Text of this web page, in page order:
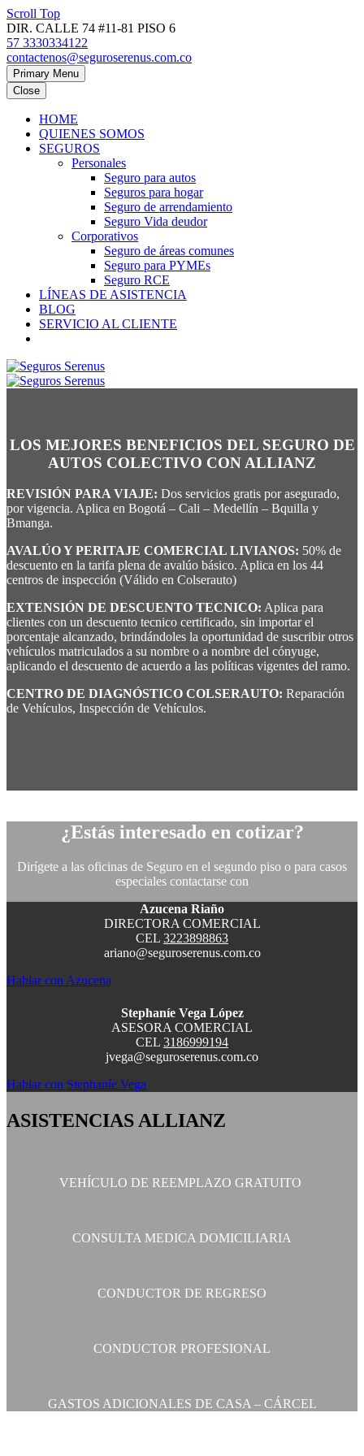
Scroll Top
DIR. CALLE 74 #11-81 PISO 6
57 3330334122
contactenos@seguroserenus.com.co
Primary Menu
Close
HOME
QUIENES SOMOS
SEGUROS
Personales
Seguro para autos
Seguros para hogar
Seguro de arrendamiento
Seguro Vida deudor
Corporativos
Seguro de áreas comunes
Seguro para PYMEs
Seguro RCE
LÍNEAS DE ASISTENCIA
BLOG
SERVICIO AL CLIENTE
LOS MEJORES BENEFICIOS DEL SEGURO DE
AUTOS COLECTIVO CON ALLIANZ
REVISIÓN PARA VIAJE: Dos servicios gratis por asegurado,
por vigencia. Aplica en Bogotá – Cali – Medellín – Bquilla y
Bmanga.
AVALÚO Y PERITAJE COMERCIAL LIVIANOS: 50% de
descuento en la tarifa plena de avalúo básico. Aplica en los 44
centros de inspección (Válido en Colserauto)
EXTENSIÓN DE DESCUENTO TECNICO: Aplica para
clientes con un descuento tecnico certificado, sin importar el
porcentaje alcanzado, brindándoles la oportunidad de suscribir otros
vehículos matriculados a su nombre o a nombre del cónyuge,
aplicando el descuento de acuerdo a las políticas vigentes del ramo.
CENTRO DE DIAGNÓSTICO COLSERAUTO: Reparación
de Vehículos, Inspección de Vehículos.
¿Estás interesado en cotizar?
Dirígete a las oficinas de Seguro en el segundo piso o para casos
especiales contactarse con
Azucena Riaño
DIRECTORA COMERCIAL
CEL 3223898863
ariano@seguroserenus.com.co
Hablar con Azucena
Stephaníe Vega López
ASESORA COMERCIAL
CEL 3186999194
jvega@seguroserenus.com.co
Hablar con Stephaníe Vega
ASISTENCIAS ALLIANZ
VEHÍCULO DE REEMPLAZO GRATUITO
CONSULTA MEDICA DOMICILIARIA
CONDUCTOR DE REGRESO
CONDUCTOR PROFESIONAL
GASTOS ADICIONALES DE CASA – CÁRCEL